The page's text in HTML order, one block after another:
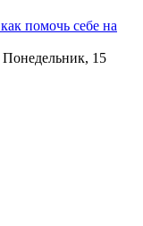
помочь себе на
15